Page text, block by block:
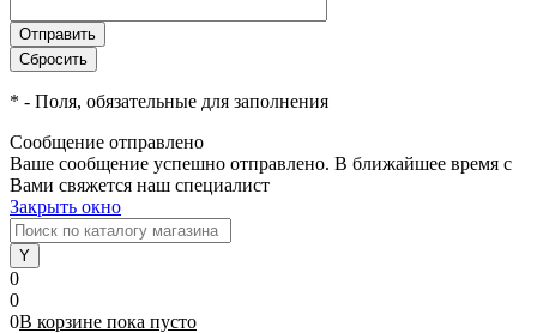
* - Поля, обязательные для заполнения
Сообщение отправлено
Ваше сообщение успешно отправлено. В ближайшее время с
Вами свяжется наш специалист
Закрыть окно
0
0
0В корзине пока пусто